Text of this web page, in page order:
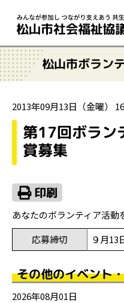
松山市ボラン
2013年09月13日（金曜）
第17回ボラン
賞募集
あなたのボランティア活動
応募締切
９月13
その他のイベント
2026年08月01日